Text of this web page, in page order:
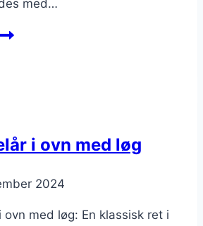
med…
i ovn med løg
2024
ovn med løg: En klassisk ret i